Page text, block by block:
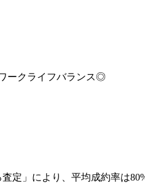
ークライフバランス◎
定」により、平均成約率は